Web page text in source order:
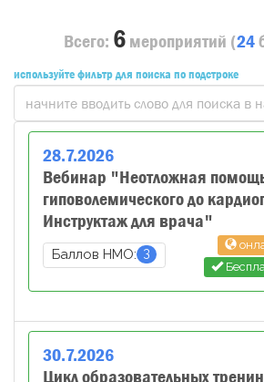
Всего: 6 мероприятий (24
используйте фильтр для поиска по подстроке
28.7.2026
Вебинар "Неотложная
гиповолемического до
Инструктаж для врача"
Баллов НМО: 3
30.7.2026
Цикл образовательных